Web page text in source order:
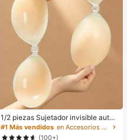
1/2 piezas Sujetador invisible autoa
dhesivo de silicona sin tirantes para
mujeres, adecuado para vestidos d
#1 Más vendidos
en Accesorios antideslizantes para ropa
(100+)